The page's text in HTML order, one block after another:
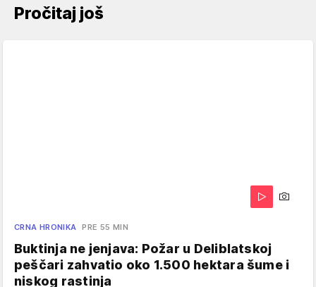
Pročitaj još
CRNA HRONIKA PRE 55 MIN
Buktinja ne jenjava: Požar u Deliblatskoj
peščari zahvatio oko 1.500 hektara šume i
niskog rastinja